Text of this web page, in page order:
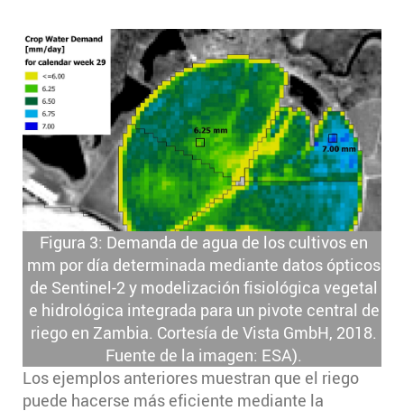
Figura 3: Demanda de agua de los cultivos en
mm por día determinada mediante datos ópticos
de Sentinel-2 y modelización fisiológica vegetal
e hidrológica integrada para un pivote central de
riego en Zambia. Cortesía de Vista GmbH, 2018.
Fuente de la imagen: ESA).
Los ejemplos anteriores muestran que el riego
puede hacerse más eficiente mediante la